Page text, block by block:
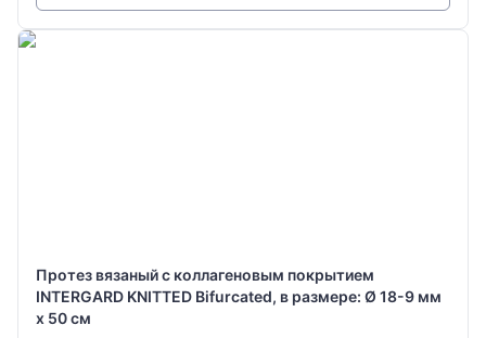
Протез вязаный с коллагеновым покрытием
INTERGARD KNITTED Bifurcated, в размере: Ø 18-9 мм
х 50 см